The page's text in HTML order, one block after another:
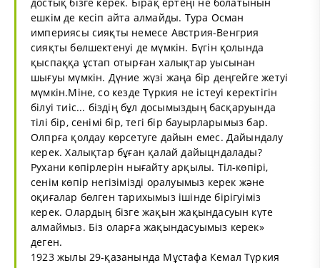
ешкім де кесіп айта алмайды. Тура Осман
империясы сияқты немесе Австрия-Венгрия
сияқты бөлшектенуі де мүмкін. Бүгін қолында
қыспаққа ұстап отырған халықтар уысынан
шығуы мүмкін. Дүние жүзі жаңа бір деңгейге жетуі
мүмкін.Міне, со кезде Түркия не істеуі керектігін
білуі тиіс... біздің бұл досымыздың басқаруында
тілі бір, сенімі бір, тегі бір бауырларымыз бар.
Олпрға қолдау көрсетуге дайын емес. Дайындалу
керек. Халықтар бұған қалай дайыцндалады?
Рухани көпірлерін нығайту арқылы. Тіл-көпірі,
сенім көпір негізімізді оралуымыз керек және
оқиғалар бөлген тарихымыз ішінде бірігуіміз
керек. Олардың бізге жақын жақындасуын күте
алмаймыз. Біз оларға жақындасуымыз керек»
деген.
1923 жылы 29-қазанында Мұстафа Кемал Түркия